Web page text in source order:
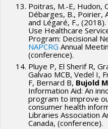
Poitras, M.-E, Hudon,
Débarges, B., Poirier,
and Légaré, F.,
Use Healthcare
Program: Decisional
NAPCRG Annual
(conference).
Pluye P, El Sherif R,
Galvao MCB, Vedel I,
F, Bernard B, Bujold M
Information Aid: An
program to improve
consumer health
Libraries Association
Canada, (conference).